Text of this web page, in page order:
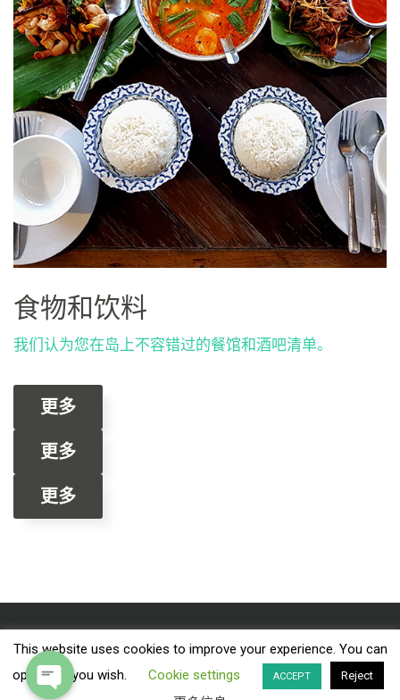
食物和饮料
我们认为您在岛上不容错过的餐馆和酒吧清单。
更多
更多
更多
© 2026Hidden Depths Diving - PADI Dive Resort #22684.
FacebookInstagramTripadvisorTwitterYouTube
This website uses cookies to improve your experience. You can
opt-out if you wish.
Cookie settings ACCEPT Reject